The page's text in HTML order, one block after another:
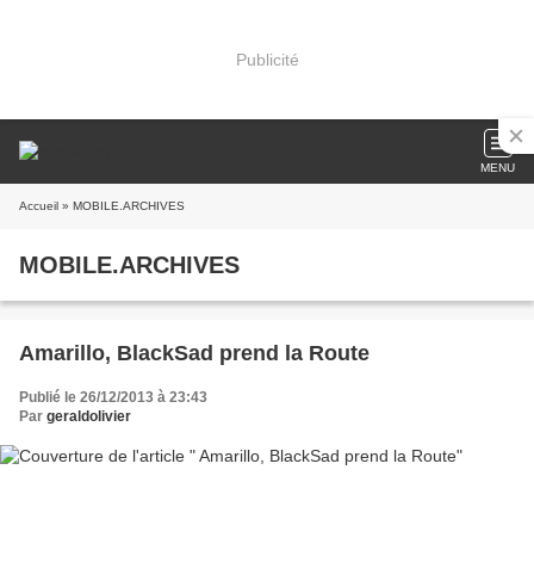
Publicité
MENU
Accueil » MOBILE.ARCHIVES
MOBILE.ARCHIVES
Amarillo, BlackSad prend la Route
Publié le 26/12/2013 à 23:43
Par geraldolivier